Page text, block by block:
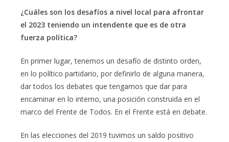
¿Cuáles son los desafíos a nivel local para afrontar
el 2023 teniendo un intendente que es de otra
fuerza política?
En primer lugar, tenemos un desafío de distinto orden,
en lo político partidario, por definirlo de alguna manera,
dar todos los debates que tengamos que dar para
encaminar en lo interno, una posición construida en el
marco del Frente de Todos. En el Frente está en debate.
En las elecciones del 2019 tuvimos un saldo positivo